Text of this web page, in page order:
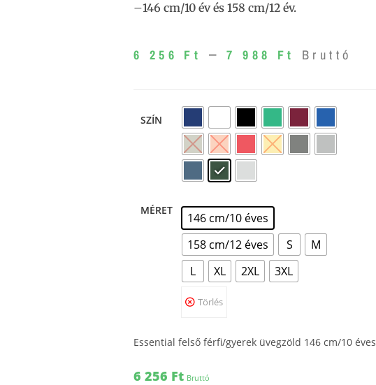
–146 cm/10 év és 158 cm/12 év.
6 256 Ft – 7 988 Ft Bruttó
SZÍN
MÉRET
146 cm/10 éves
158 cm/12 éves
S
M
L
XL 2XL 3XL
Törlés
Essential felső férfi/gyerek üvegzöld 146 cm/10 éves
6 256 Ft Bruttó